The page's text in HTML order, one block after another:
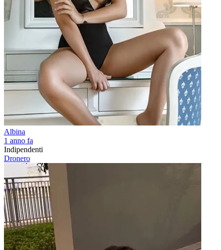
Albina
1 anno fa
Indipendenti
Dronero